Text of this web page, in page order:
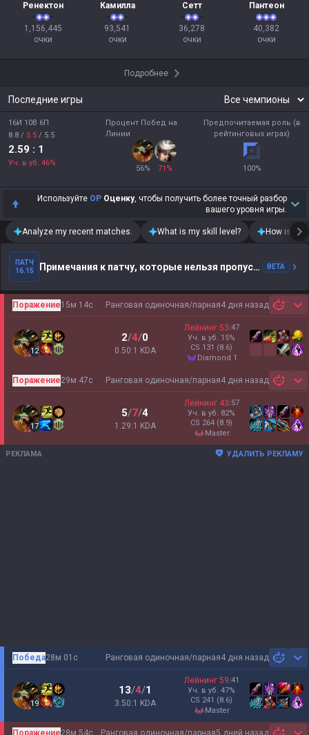
Ренектон
1,156,445
очки
Камилла
93,541
очки
Сетт
36,278
очки
Пантеон
40,382
очки
Подробнее
Последние игры
16И 10В 6П
8.8 / 5.5 / 5.5
2.59 : 1
Уч. в уб. 46%
Процент Побед на
Линии
56% 71 %
Предпочитаемая роль (в
рейтинговых играх)
100%
Используйте OP Оценку, чтобы получить более точный разбор
вашего уровня игры.
Analyze my recent matches. What is my skill level? How is my
ПАТЧ
16.15
Примечания к патчу, которые нельзя пропуститьBETA
Ранговая одиночная/парная4 дня назад
Поражение15м 14с
12
2/4/0
0.50:1 KDA
Лейнинг 53:47
Уч. в уб. 15%
CS 131 (8.6)
diamond 1
Ранговая одиночная/парная4 дня назад
Поражение29м 47с
17
5/7/4
1.29:1 KDA
Лейнинг 43:57
Уч. в уб. 82%
CS 264 (8.9)
master
РЕКЛАМА УДАЛИТЬ РЕКЛАМУ
Ранговая одиночная/парная4 дня назад
Победа28м 01с
19
13/4/1
3.50:1 KDA
Лейнинг 59:41
Уч. в уб. 47%
CS 241 (8.6)
master
Ранговая одиночная/парная5 дней назад
Поражение28м 54с